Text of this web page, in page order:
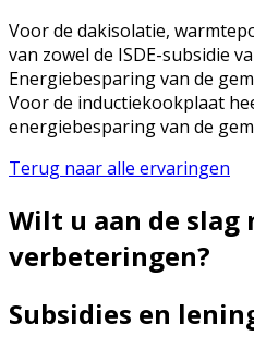
Voor de dakisolatie,
van zowel de ISDE-subsidie
Energiebesparing van de
Voor de inductiekookplaat
energiebesparing van de
Terug naar alle ervaringen
Wilt u aan de
verbeteringen?
Subsidies en